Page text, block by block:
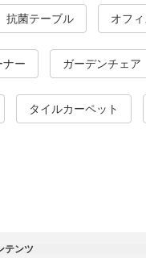
抗菌テーブル オフ
ナー ガーデンチェア
タイルカーペット
テンツ